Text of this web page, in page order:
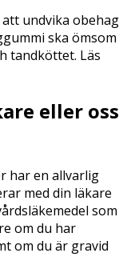
undvika obehag
ska ömsom
tandköttet. Läs
eller oss
har en allvarlig
med din läkare
som
om du har
om du är gravid